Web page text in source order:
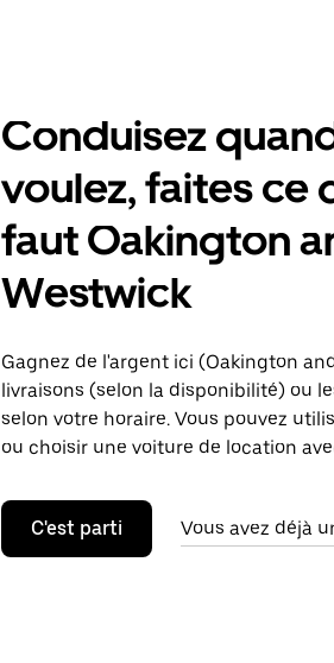
Conduisez
voulez, faites ce
faut Oakington
Westwick
Gagnez de l'argent ici (Oakington
livraisons (selon la disponibilité) ou
selon votre horaire. Vous pouvez
ou choisir une voiture de location
C'est parti Vous avez déjà